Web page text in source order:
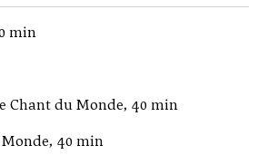
min
Chant du Monde, 40 min
40 min